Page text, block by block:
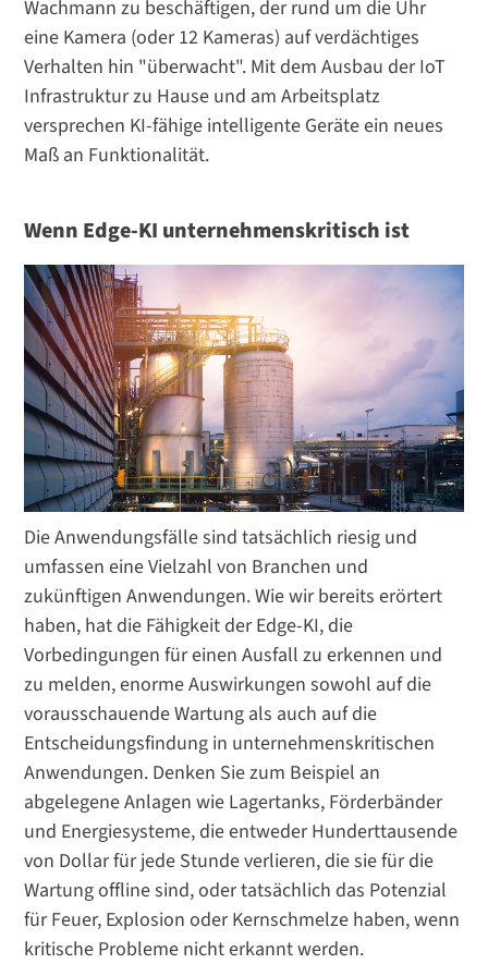
Wachmann zu beschäftigen, der rund um die Uhr
eine Kamera (oder 12 Kameras) auf verdächtiges
Verhalten hin "überwacht". Mit dem Ausbau der IoT
Infrastruktur zu Hause und am Arbeitsplatz
versprechen KI-fähige intelligente Geräte ein neues
Maß an Funktionalität.
Wenn Edge-KI unternehmenskritisch ist
Die Anwendungsfälle sind tatsächlich riesig und
umfassen eine Vielzahl von Branchen und
zukünftigen Anwendungen. Wie wir bereits erörtert
haben, hat die Fähigkeit der Edge-KI, die
Vorbedingungen für einen Ausfall zu erkennen und
zu melden, enorme Auswirkungen sowohl auf die
vorausschauende Wartung als auch auf die
Entscheidungsfindung in unternehmenskritischen
Anwendungen. Denken Sie zum Beispiel an
abgelegene Anlagen wie Lagertanks, Förderbänder
und Energiesysteme, die entweder Hunderttausende
von Dollar für jede Stunde verlieren, die sie für die
Wartung offline sind, oder tatsächlich das Potenzial
für Feuer, Explosion oder Kernschmelze haben, wenn
kritische Probleme nicht erkannt werden.